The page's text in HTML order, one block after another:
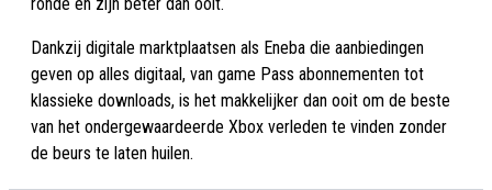
Dankzij digitale marktplaatsen als Eneba die aanbiedingen
geven op alles digitaal, van game Pass abonnementen tot
klassieke downloads, is het makkelijker dan ooit om de beste
van het ondergewaardeerde Xbox verleden te vinden zonder
de beurs te laten huilen.